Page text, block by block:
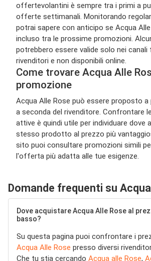
offertevolantini è sempre tra i primi a
offerte settimanali. Monitorando
potrai sapere con anticipo se Acqua
incluso tra le prossime promozioni.
potrebbero essere valide solo nei canali
rivenditori e non disponibili online.
Come trovare Acqua Alle
promozione
Acqua Alle Rose può essere proposto
a seconda del rivenditore. Confrontare
attive è quindi utile per individuare dove
stesso prodotto al prezzo più
sito puoi consultare promozioni simili
l'offerta più adatta alle tue esigenze.
Domande frequenti su
Dove acquistare Acqua Alle Rose al
basso?
Su questa pagina puoi confrontare i
Acqua Alle Rose presso diversi
Che tu stia cercando Acqua alle Rose,